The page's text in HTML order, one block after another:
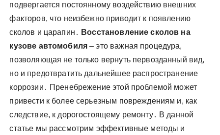
подвергается постоянному воздействию внешних
факторов, что неизбежно приводит к появлению
сколов и царапин․ Восстановление сколов на
кузове автомобиля – это важная процедура,
позволяющая не только вернуть первозданный вид,
но и предотвратить дальнейшее распространение
коррозии․ Пренебрежение этой проблемой может
привести к более серьезным повреждениям и, как
следствие, к дорогостоящему ремонту․ В данной
статье мы рассмотрим эффективные методы и